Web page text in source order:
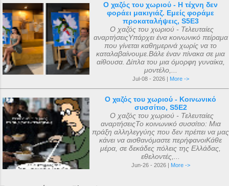
Ο χαζός του χωριού - Η τέχνη δεν
φοράει μακιγιάζ. Εμείς φοράμε
προκαταλήψεις, S5E3
Ο χαζός του χωριού - Τελευταίες
αναρτήσειςΥπάρχει ένα κοινωνικό πείραμα
που γίνεται καθημερινά χωρίς να το
καταλαβαίνουμε.Βάλε έναν πίνακα σε μια
αίθουσα. Δίπλα του μια όμορφη γυναίκα,
μοντέλο,...
Jul-08 - 2026 | More ->
Ο χαζός του χωριού - Κοινωνικό
συσσίτιο, S5E2
Ο χαζός του χωριού - Τελευταίες
αναρτήσειςΤο κοινωνικό συσσίτιο: Μια
πράξη αλληλεγγύης που δεν πρέπει να μας
κάνει να αισθανόμαστε περήφανοιΚάθε
μέρα, σε δεκάδες πόλεις της Ελλάδας,
εθελοντές,...
Jun-26 - 2026 | More ->